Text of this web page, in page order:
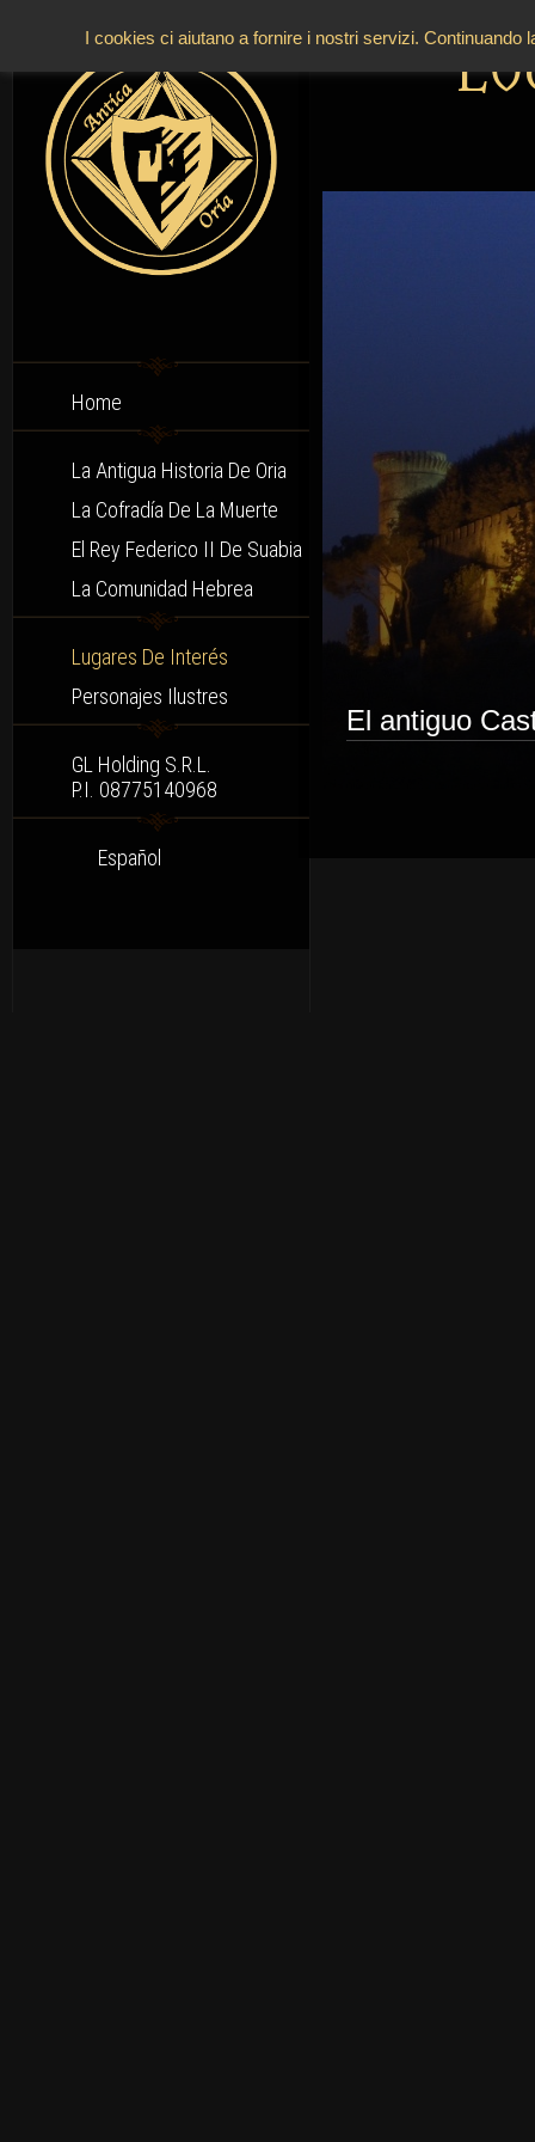
Home
La Antigua Historia De Oria
La Cofradía De La Muerte
El Rey Federico II De Suabia
La Comunidad Hebrea
Lugares De Interés
Personajes Ilustres
GL Holding S.r.l.
P.I. 08775140968
Español
El antiguo
I cookies ci aiutano a fornire i nostri servizi.